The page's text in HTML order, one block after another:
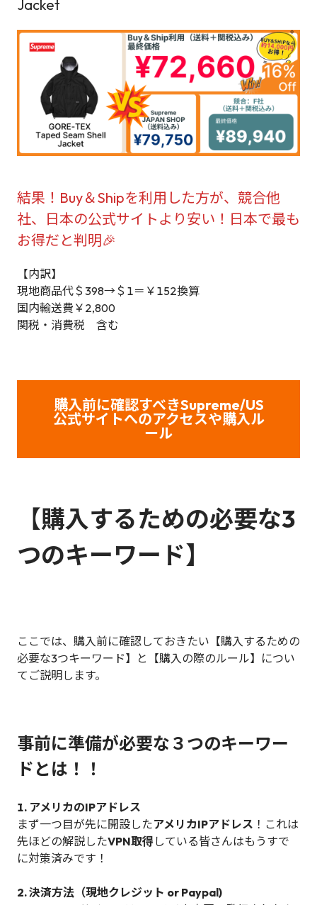
Jacket
結果！Buy＆Shipを利用した方が、競合他
社、日本の公式サイトより安い！日本で最も
お得だと判明🎉
【内訳】
現地商品代＄398→＄1＝￥152換算
国内輸送費￥2,800
関税・消費税 含む
購入前に確認すべきSupreme/US
公式サイトへのアクセスや購入ル
ール
【購入するための必要な3
つのキーワード】
ここでは、購入前に確認しておきたい【購入するための
必要な3つキーワード】と【購入の際のルール】につい
てご説明します。
事前に準備が必要な３つのキーワー
ドとは！！
1. アメリカのIPアドレス
まず一つ目が先に開設したアメリカIPアドレス ！これは
先ほどの解説したVPN取得している皆さんはもうすで
に対策済みです！
2. 決済方法（現地クレジット or Paypal)